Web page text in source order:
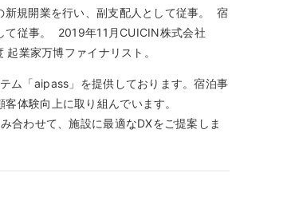
規開業を行い、副支配人として従事。 宿
て従事。 2019年11月CUICIN株式会社
業家万博ファイナリスト。
ム「aipass」を提供しております。宿泊事
体験向上に取り組んでいます。
合わせて、施設に最適なDXをご提案しま